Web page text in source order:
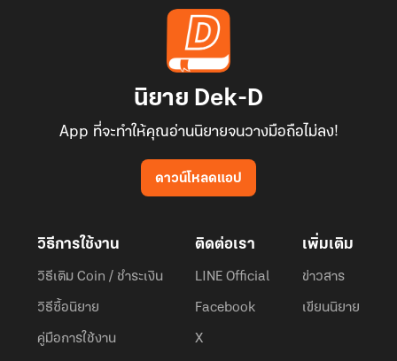
นิยาย Dek-D
App ที่จะทำให้คุณอ่านนิยายจนวางมือถือไม่ลง!
ดาวน์โหลดแอป
วิธีการใช้งาน
วิธีเติม Coin / ชำระเงิน
วิธีซื้อนิยาย
คู่มือการใช้งาน
ติดต่อเรา
LINE Official
Facebook
X
เพิ่มเติม
ข่าวสาร
เขียนนิยาย